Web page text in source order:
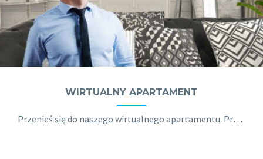
WIRTUALNY APARTAMENT
Przenieś się do naszego wirtualnego apartamentu. Przejdź się, dotknij i przeorganizuj meble. Odkryj potencjał VR w branży nieruchomości. Dziś nie musisz już fizycznie odwiedzać miejsc, które kupujesz. Zamiast tego możesz odbyć wirtualny spacer wewnątrz nich, poznać układ pomieszczenia, zobaczyć meble i podziwiać widok z okna.